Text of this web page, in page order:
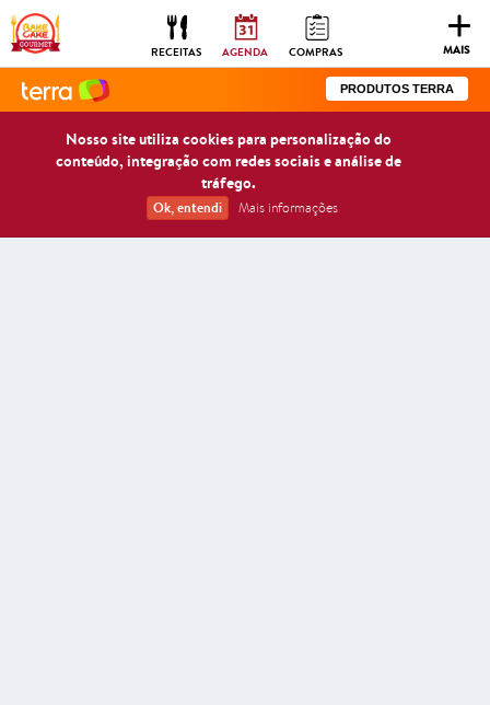
PRODUTOS TERRA
Nosso site utiliza cookies para personalização do
conteúdo, integração com redes sociais e análise de
tráfego.
Ok, entendi Mais informações
MAIS
RECEITAS AGENDA COMPRAS